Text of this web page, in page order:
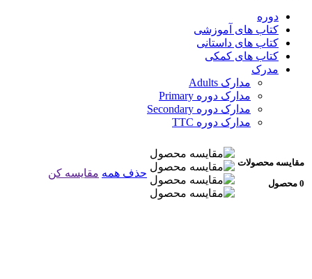
دوره
کتاب های آموزشی
کتاب های داستانی
کتاب های کمکی
مدرک
مدارک Adults
مدارک دوره Primary
مدارک دوره Secondary
مدارک دوره TTC
مقایسه محصولات
0 محصول
حذف همه مقایسه کن